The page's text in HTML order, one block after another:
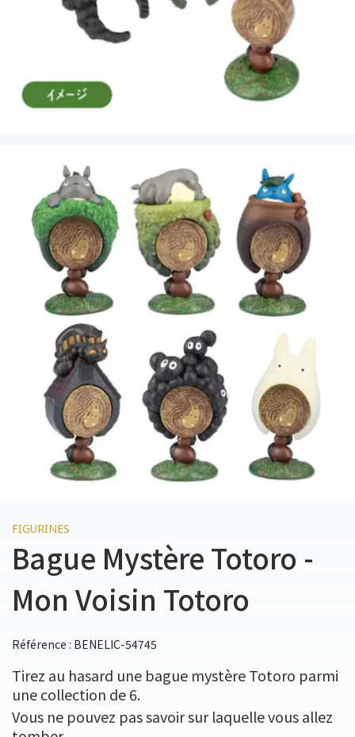
FIGURINES
Bague Mystère Totoro -
Mon Voisin Totoro
Référence : BENELIC-54745
Tirez au hasard une bague mystère Totoro parmi
une collection de 6.
Vous ne pouvez pas savoir sur laquelle vous allez